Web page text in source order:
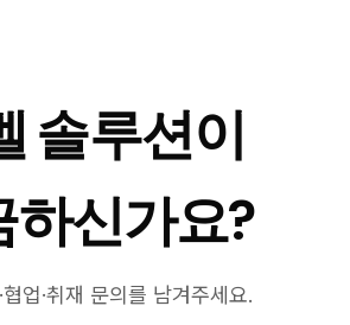
솔루션이
하신가요?
업·취재 문의를 남겨주세요.